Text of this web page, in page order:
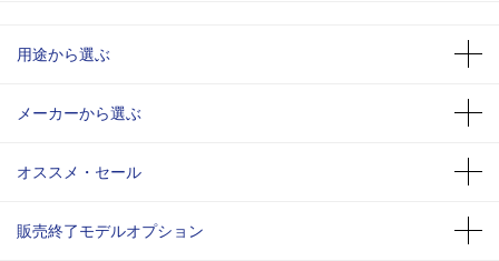
用途から選ぶ
メーカーから選ぶ
オススメ・セール
販売終了モデルオプション